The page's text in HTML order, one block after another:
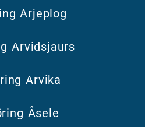
Arjeplog
Arvidsjaurs
Arvika
Åsele